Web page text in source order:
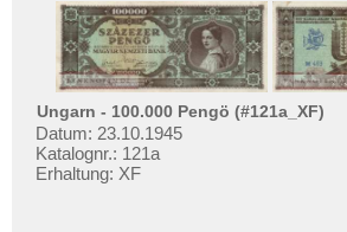
Ungarn - 100.000 Pengö (#121a_XF)
Datum: 23.10.1945
Katalognr.: 121a
Erhaltung: XF